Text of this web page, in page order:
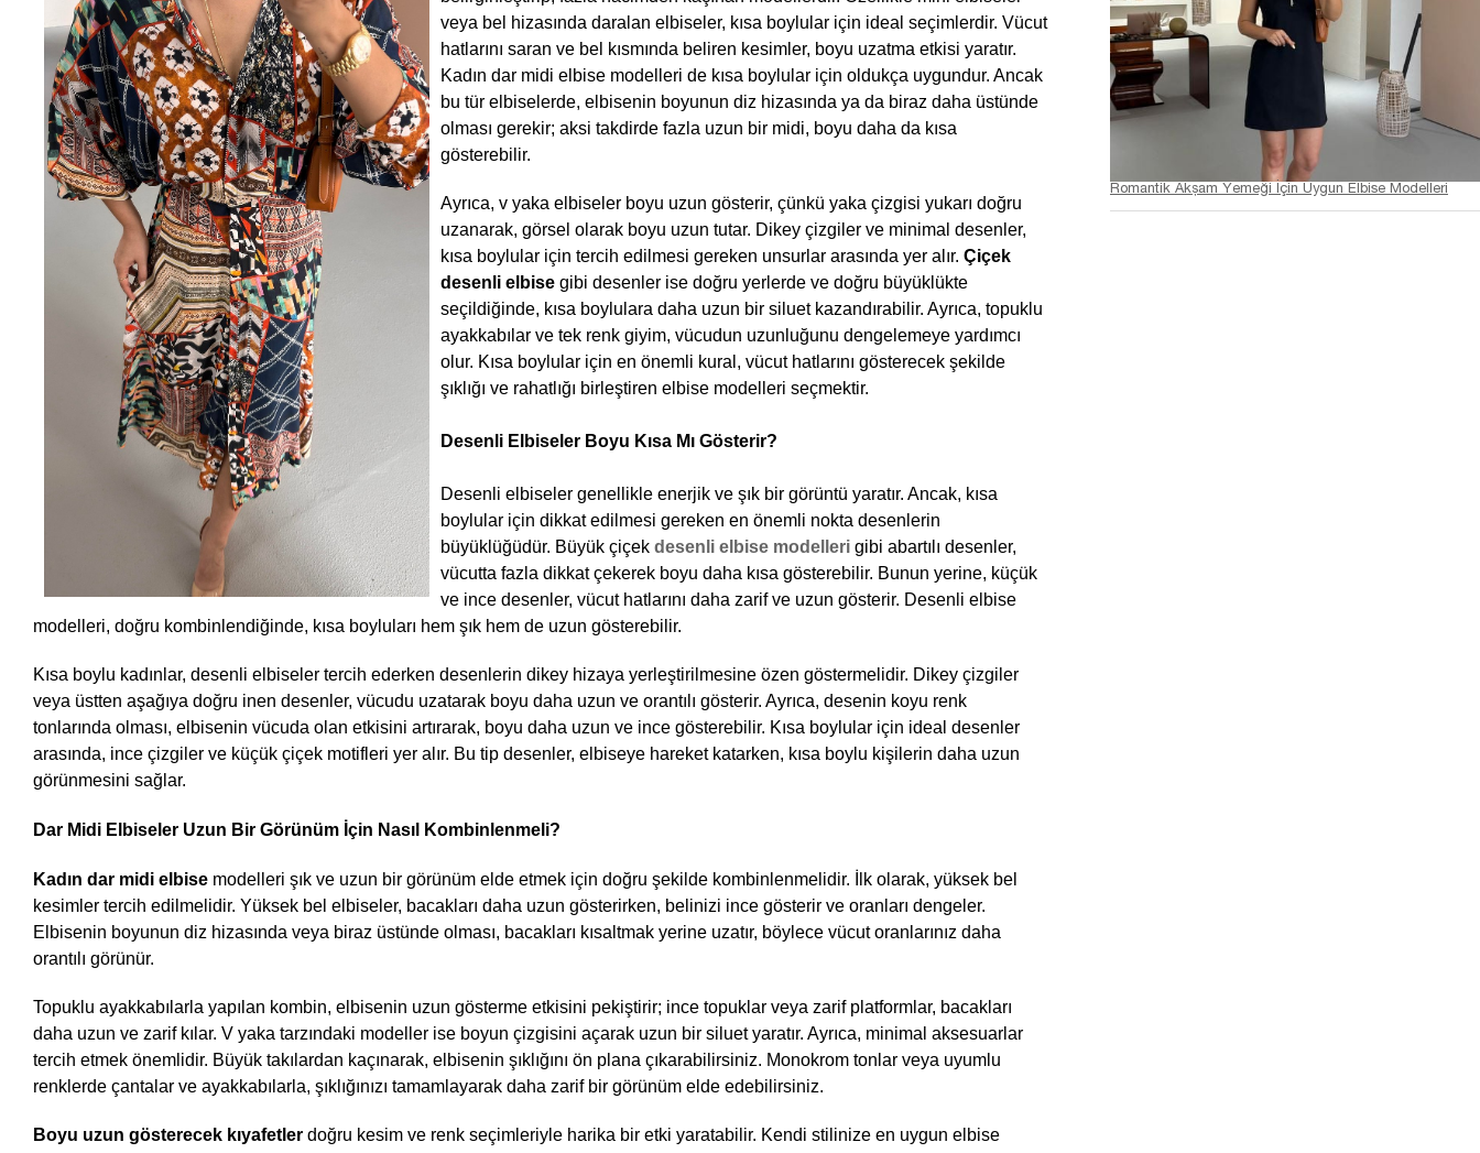
veya bel hizasında daralan elbiseler, kısa boylular için ideal seçimlerdir. Vücut
hatlarını saran ve bel kısmında beliren kesimler, boyu uzatma etkisi yaratır.
Kadın dar midi elbise modelleri de kısa boylular için oldukça uygundur. Ancak
bu tür elbiselerde, elbisenin boyunun diz hizasında ya da biraz daha üstünde
olması gerekir; aksi takdirde fazla uzun bir midi, boyu daha da kısa
gösterebilir.
Ayrıca, v yaka elbiseler boyu uzun gösterir, çünkü yaka çizgisi yukarı doğru
uzanarak, görsel olarak boyu uzun tutar. Dikey çizgiler ve minimal desenler,
kısa boylular için tercih edilmesi gereken unsurlar arasında yer alır. Çiçek
desenli elbise gibi desenler ise doğru yerlerde ve doğru büyüklükte
seçildiğinde, kısa boylulara daha uzun bir siluet kazandırabilir. Ayrıca, topuklu
ayakkabılar ve tek renk giyim, vücudun uzunluğunu dengelemeye yardımcı
olur. Kısa boylular için en önemli kural, vücut hatlarını gösterecek şekilde
şıklığı ve rahatlığı birleştiren elbise modelleri seçmektir.
Desenli Elbiseler Boyu Kısa Mı Gösterir?
Desenli elbiseler genellikle enerjik ve şık bir görüntü yaratır. Ancak, kısa
boylular için dikkat edilmesi gereken en önemli nokta desenlerin
büyüklüğüdür. Büyük çiçek desenli elbise modelleri gibi abartılı desenler,
vücutta fazla dikkat çekerek boyu daha kısa gösterebilir. Bunun yerine, küçük
ve ince desenler, vücut hatlarını daha zarif ve uzun gösterir. Desenli elbise
modelleri, doğru kombinlendiğinde, kısa boyluları hem şık hem de uzun gösterebilir.
Kısa boylu kadınlar, desenli elbiseler tercih ederken desenlerin dikey hizaya yerleştirilmesine özen göstermelidir. Dikey çizgiler
veya üstten aşağıya doğru inen desenler, vücudu uzatarak boyu daha uzun ve orantılı gösterir. Ayrıca, desenin koyu renk
tonlarında olması, elbisenin vücuda olan etkisini artırarak, boyu daha uzun ve ince gösterebilir. Kısa boylular için ideal desenler
arasında, ince çizgiler ve küçük çiçek motifleri yer alır. Bu tip desenler, elbiseye hareket katarken, kısa boylu kişilerin daha uzun
görünmesini sağlar.
Dar Midi Elbiseler Uzun Bir Görünüm İçin Nasıl Kombinlenmeli?
Kadın dar midi elbise modelleri şık ve uzun bir görünüm elde etmek için doğru şekilde kombinlenmelidir. İlk olarak, yüksek bel
kesimler tercih edilmelidir. Yüksek bel elbiseler, bacakları daha uzun gösterirken, belinizi ince gösterir ve oranları dengeler.
Elbisenin boyunun diz hizasında veya biraz üstünde olması, bacakları kısaltmak yerine uzatır, böylece vücut oranlarınız daha
orantılı görünür.
Topuklu ayakkabılarla yapılan kombin, elbisenin uzun gösterme etkisini pekiştirir; ince topuklar veya zarif platformlar, bacakları
daha uzun ve zarif kılar. V yaka tarzındaki modeller ise boyun çizgisini açarak uzun bir siluet yaratır. Ayrıca, minimal aksesuarlar
tercih etmek önemlidir. Büyük takılardan kaçınarak, elbisenin şıklığını ön plana çıkarabilirsiniz. Monokrom tonlar veya uyumlu
renklerde çantalar ve ayakkabılarla, şıklığınızı tamamlayarak daha zarif bir görünüm elde edebilirsiniz.
Boyu uzun gösterecek kıyafetler doğru kesim ve renk seçimleriyle harika bir etki yaratabilir. Kendi stilinize en uygun elbise
Romantik Akşam Yemeği İçin Uygun Elbise Modelleri